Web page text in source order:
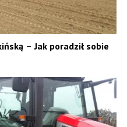
– Jak poradził sobie